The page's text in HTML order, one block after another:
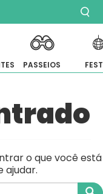
PASSEIOS
o que você está
ajudar.